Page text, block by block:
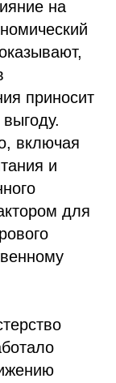
на
приносит
включая
и
для